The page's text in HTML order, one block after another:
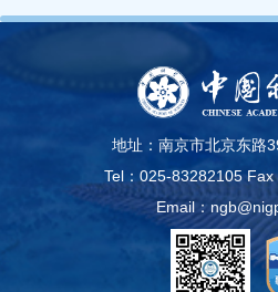
地址：南京市北京东路
Tel：025-83282105 Fax
Email：